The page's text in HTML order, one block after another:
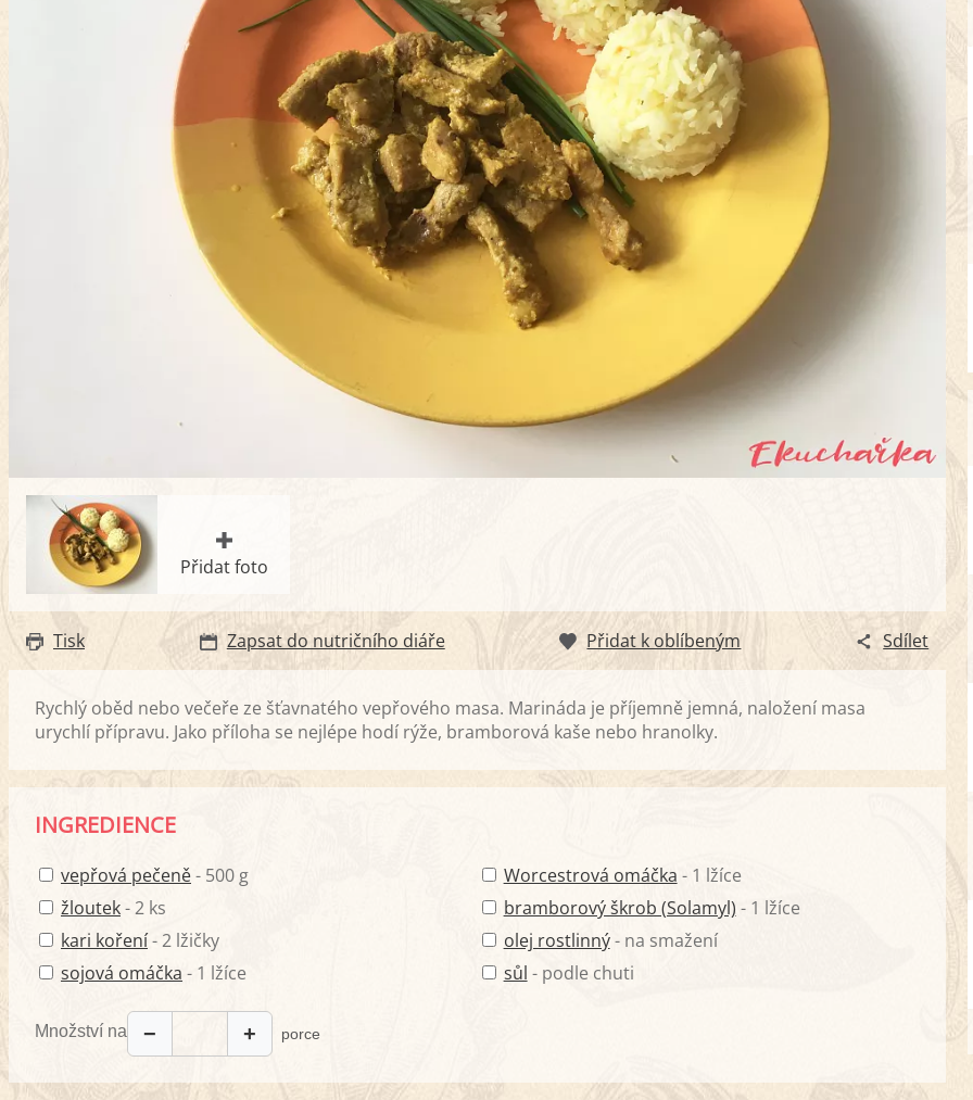
Přidat foto
Tisk Zapsat do nutričního diáře Přidat k oblíbeným Sdílet
Rychlý oběd nebo večeře ze šťavnatého vepřového masa. Marináda je příjemně jemná, naložení masa
urychlí přípravu. Jako příloha se nejlépe hodí rýže, bramborová kaše nebo hranolky.
INGREDIENCE
vepřová pečeně- 500 g
žloutek- 2 ks
kari koření- 2 lžičky
sojová omáčka - 1 lžíce
Worcestrová omáčka - 1 lžíce
bramborový škrob (Solamyl) - 1 lžíce
olej rostlinný- na smažení
sůl - podle chuti
Množství na − + porce